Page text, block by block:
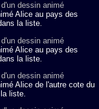
dessin animé
Alice au pays des
la liste.
dessin animé
Alice au pays des
la liste.
dessin animé
Alice de l'autre cote du
liste.